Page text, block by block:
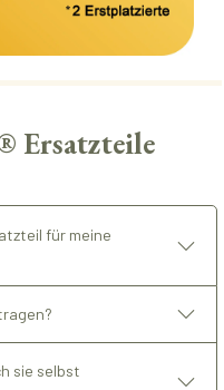
Ersatzteile
für meine
sie selbst